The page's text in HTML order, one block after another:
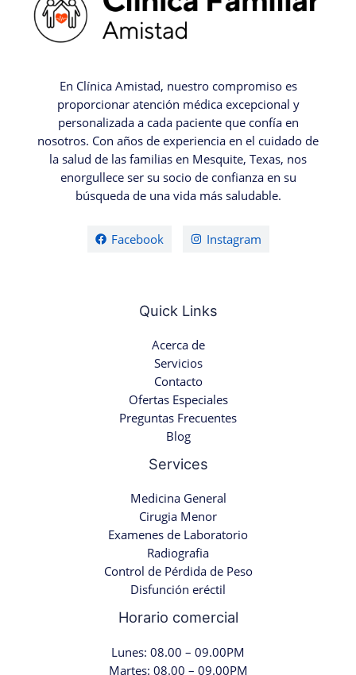
En Clínica Amistad, nuestro compromiso es
proporcionar atención médica excepcional y
personalizada a cada paciente que confía en
nosotros. Con años de experiencia en el cuidado de
la salud de las familias en Mesquite, Texas, nos
enorgullece ser su socio de confianza en su
búsqueda de una vida más saludable.
Facebook Instagram
Quick Links
Acerca de
Servicios
Contacto
Ofertas Especiales
Preguntas Frecuentes
Blog
Services
Medicina General
Cirugia Menor
Examenes de Laboratorio
Radiografia
Control de Pérdida de Peso
Disfunción eréctil
Horario comercial
Lunes: 08.00 – 09.00PM
Martes: 08.00 – 09.00PM